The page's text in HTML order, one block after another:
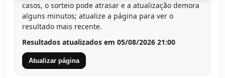
casos, o sorteio pode atrasar e a atualização demora
alguns minutos; atualize a página para ver o
resultado mais recente.
Resultados atualizados em 05/08/2026 21:00
Atualizar página